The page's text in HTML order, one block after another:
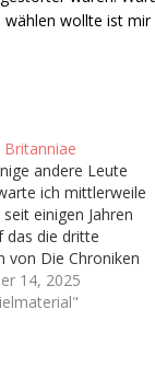
wählen wollte ist mir
Britanniae
andere Leute
ich mittlerweile
einigen Jahren
das die dritte
von Die Chroniken
(Vulgo: Engel),
ja irgendwann bald
14, 2025